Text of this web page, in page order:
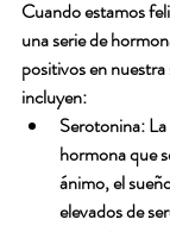
Cuando estamos
una serie de
positivos en
incluyen:
Serotonina:
hormona que
ánimo, el
elevados de